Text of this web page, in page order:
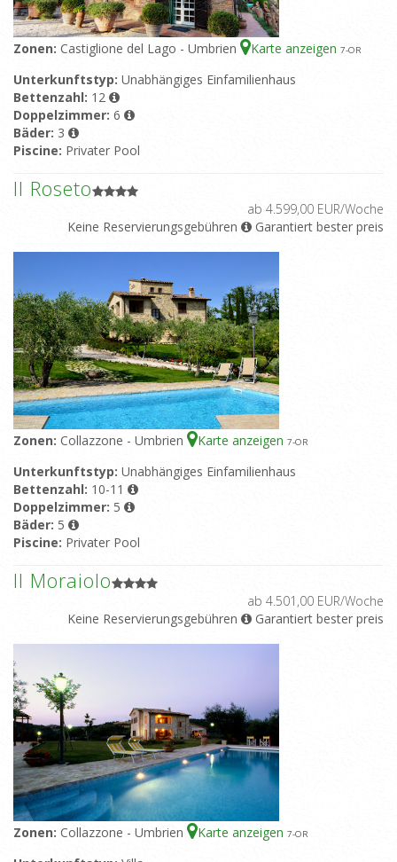
Zonen: Castiglione del Lago - Umbrien Karte anzeigen 7-OR
Unterkunftstyp: Unabhängiges Einfamilienhaus
Bettenzahl: 12
Doppelzimmer: 6
Bäder: 3
Piscine: Privater Pool
Il Roseto
ab 4.599,00 EUR/Woche
Keine Reservierungsgebühren
Garantiert bester preis
Zonen: Collazzone - Umbrien Karte anzeigen 7-OR
Unterkunftstyp: Unabhängiges Einfamilienhaus
Bettenzahl: 10-11
Doppelzimmer: 5
Bäder: 5
Piscine: Privater Pool
Il Moraiolo
ab 4.501,00 EUR/Woche
Keine Reservierungsgebühren
Garantiert bester preis
Zonen: Collazzone - Umbrien Karte anzeigen 7-OR